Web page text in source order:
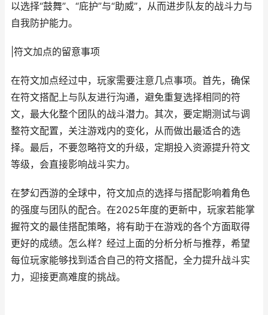
以选择“鼓舞”、“庇护”与“助威”，从而进步队友的战斗力与
自我防护能力。
|符文加点的留意事项
在符文加点经过中，玩家需要注意几点事项。首先，确保
在符文搭配上与队友进行沟通，避免重复选择相同的符
文，最大化整个团队的战斗潜力。其次，要定期测试与调
整符文配置，关注游戏内的变化，从而做出最适合的选
择。最后，不要忽略符文的升级，定期投入资源提升符文
等级，会直接影响战斗实力。
在梦幻西游的全球中，符文加点的选择与搭配影响着角色
的强度与团队的配合。在2025年度的更新中，玩家若能掌
握符文的最佳搭配策略，将有助于在游戏的各个方面取得
更好的成绩。怎么样？经过上面的分析分析与推荐，希望
每位玩家能够找到适合自己的符文搭配，全力提升战斗实
力，迎接更高难度的挑战。